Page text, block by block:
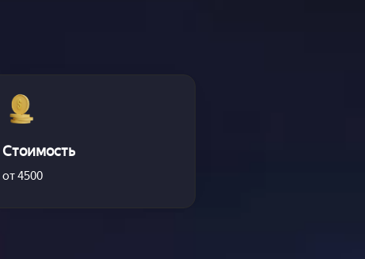
Стоимость
от 4500